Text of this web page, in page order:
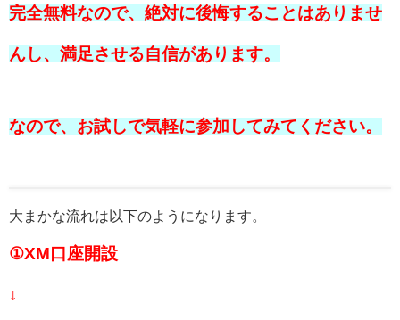
完全無料なので、絶対に後悔することはありませ
んし、満足させる自信があります。
なので、お試しで気軽に参加してみてください。
大まかな流れは以下のようになります。
①XM口座開設
↓